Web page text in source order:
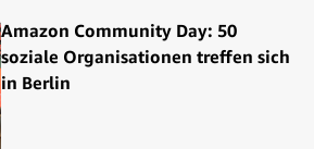
Amazon Community Day: 50
soziale Organisationen treffen sich
in Berlin